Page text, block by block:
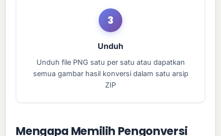
3
Unduh
Unduh file PNG satu per satu atau dapatkan
semua gambar hasil konversi dalam satu arsip
ZIP
Mengapa Memilih Pengonversi